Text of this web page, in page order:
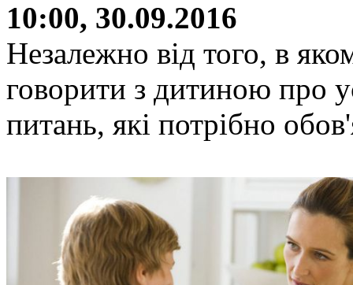
10:00, 30.09.2016
Незалежно від того, в
говорити з дитиною про
питань, які потрібно